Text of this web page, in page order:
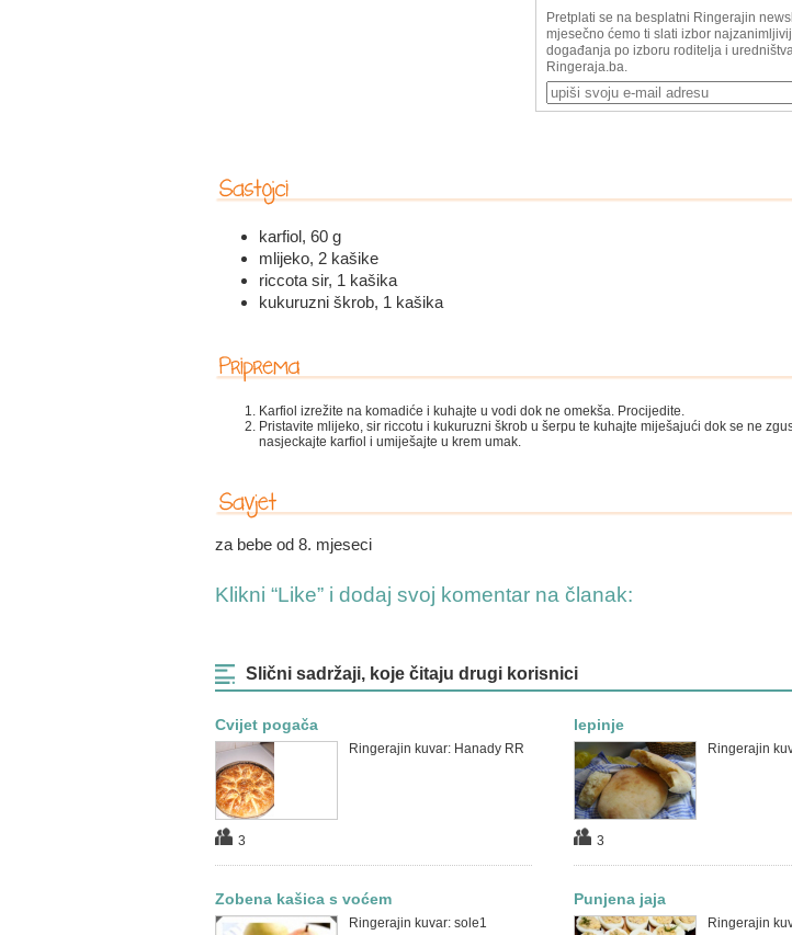
karfiol, 60 g
mlijeko, 2 kašike
riccota sir, 1 kašika
kukuruzni škrob, 1 kašika
Karfiol izrežite na komadiće i kuhajte u vodi dok ne omekša. Procijedite.
Pristavite mlijeko, sir riccotu i kukuruzni škrob u šerpu te kuhajte miješajući dok se ne
nasjeckajte karfiol i umiješajte u krem umak.
za bebe od 8. mjeseci
Klikni “Like” i dodaj svoj komentar na članak:
Slični sadržaji, koje čitaju drugi korisnici
Cvijet pogača
Ringerajin kuvar: Hanady RR
3
lepinje
Ringerajin
3
Zobena kašica s voćem
Ringerajin kuvar: sole1
Punjena jaja
Ringerajin